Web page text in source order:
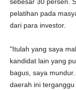
pelatihan pada
dari para investor.
"Itulah yang saya
kandidat lain yang
bagus, saya
daerah ini